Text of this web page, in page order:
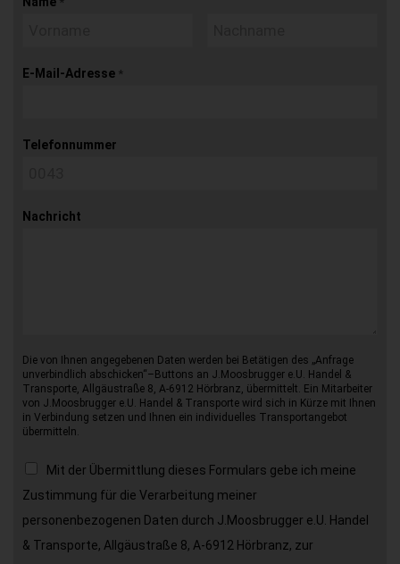
E-Mail-Adresse *
Telefonnummer
Nachricht
Die von Ihnen angegebenen Daten werden bei Betätigen des „Anfrage
unverbindlich abschicken“–Buttons an J.Moosbrugger e.U. Handel &
Transporte, Allgäustraße 8, A-6912 Hörbranz, übermittelt. Ein Mitarbeiter
von J.Moosbrugger e.U. Handel & Transporte wird sich in Kürze mit Ihnen
in Verbindung setzen und Ihnen ein individuelles Transportangebot
übermitteln.
Mit der Übermittlung dieses Formulars gebe ich meine
Zustimmung für die Verarbeitung meiner
personenbezogenen Daten durch J.Moosbrugger e.U. Handel
& Transporte, Allgäustraße 8, A-6912 Hörbranz, zur